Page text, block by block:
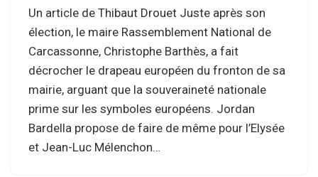
Un article de Thibaut Drouet Juste après son
élection, le maire Rassemblement National de
Carcassonne, Christophe Barthès, a fait
décrocher le drapeau européen du fronton de sa
mairie, arguant que la souveraineté nationale
prime sur les symboles européens. Jordan
Bardella propose de faire de même pour l’Elysée
et Jean-Luc Mélenchon…